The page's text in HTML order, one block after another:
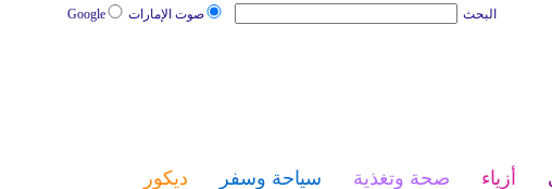
صوت الإمارات Google البحث
أزياء صحة وتغذية سياحة وسفر
ديكور